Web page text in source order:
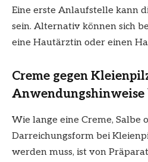
Eine erste Anlaufstelle kann
sein. Alternativ können sich
eine Hautärztin oder einen
Creme gegen
Anwendungshinweise
Wie lange eine Creme, Salbe
Darreichungsform bei
werden muss, ist von